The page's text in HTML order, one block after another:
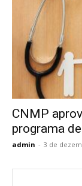
CNMP
programa
admin - 3 de